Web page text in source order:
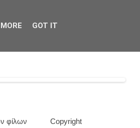
φίλων Copyright
GOT IT